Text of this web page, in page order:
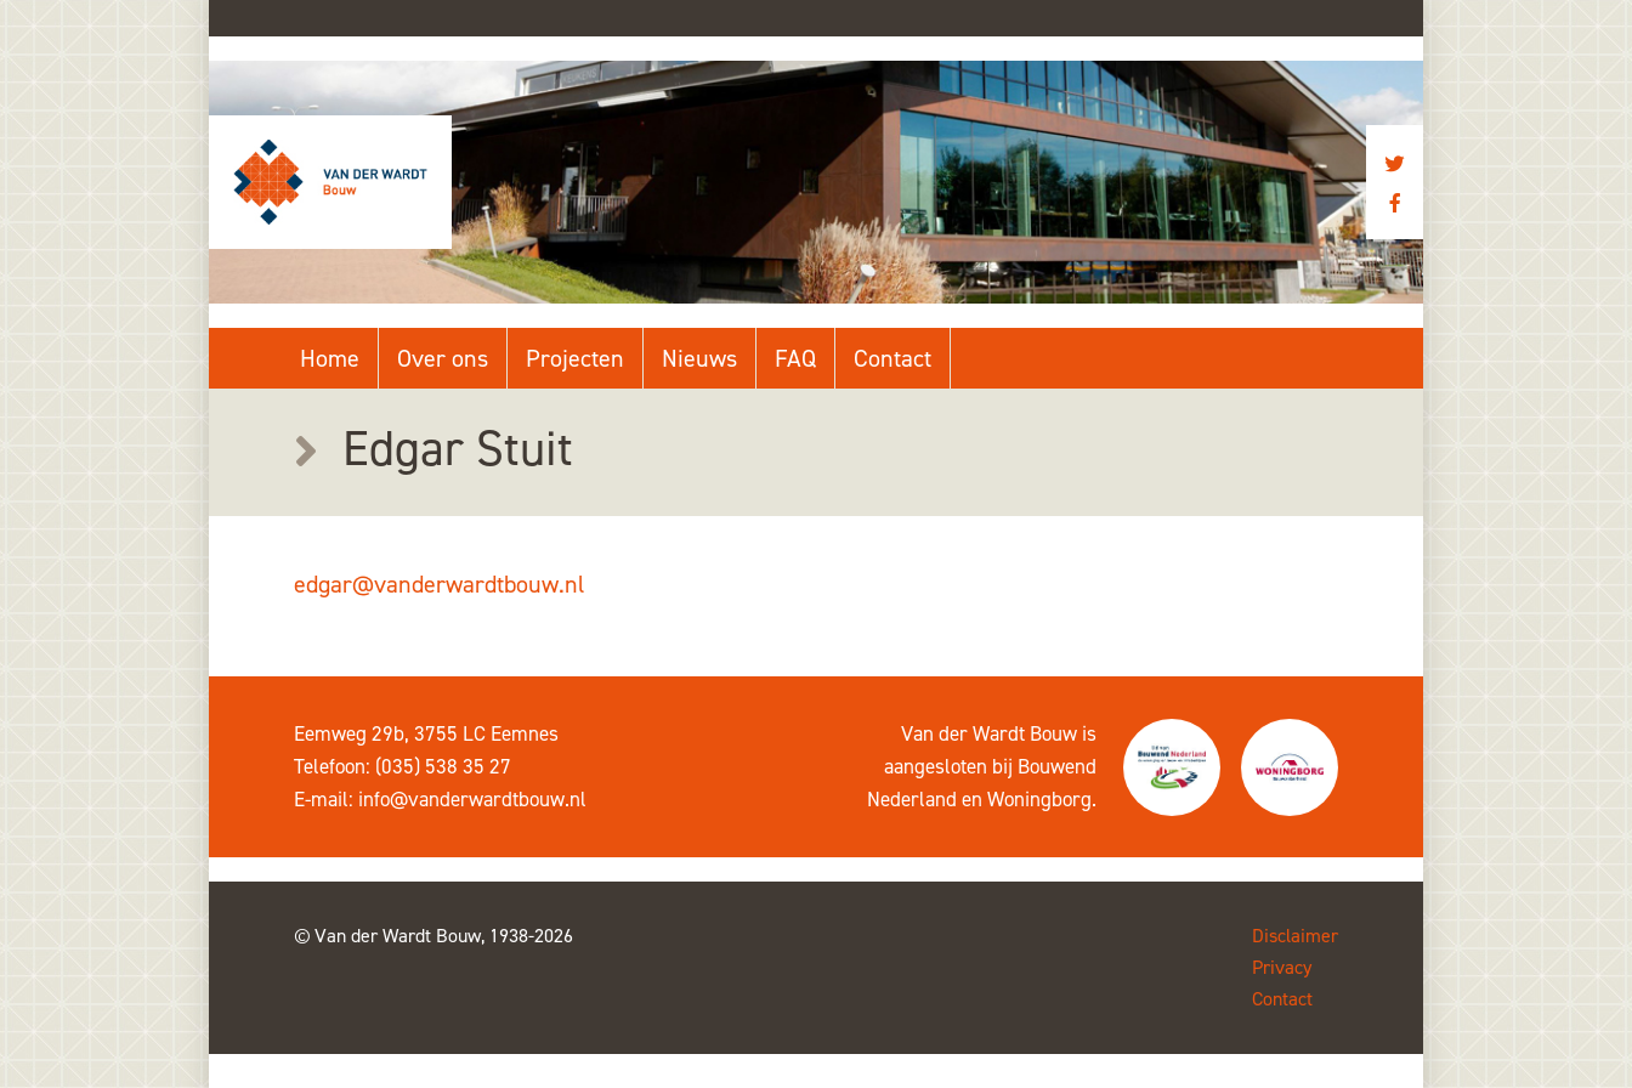
Home Over ons Projecten Nieuws FAQ Contact
Edgar Stuit
edgar@vanderwardtbouw.nl
Eemweg 29b, 3755 LC Eemnes
Telefoon: (035) 538 35 27
E-mail: info@vanderwardtbouw.nl
Van der Wardt Bouw is
aangesloten bij Bouwend
Nederland en Woningborg.
Van der Wardt Bouw, 1938-2026
Disclaimer
Privacy
Contact